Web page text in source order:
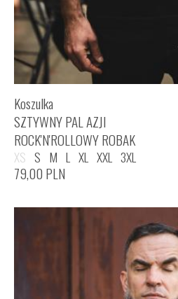
Koszulka
SZTYWNY PAL AZJI
ROCK'N'ROLLOWY ROBAK
XS S M L XL XXL 3XL
79,00 PLN